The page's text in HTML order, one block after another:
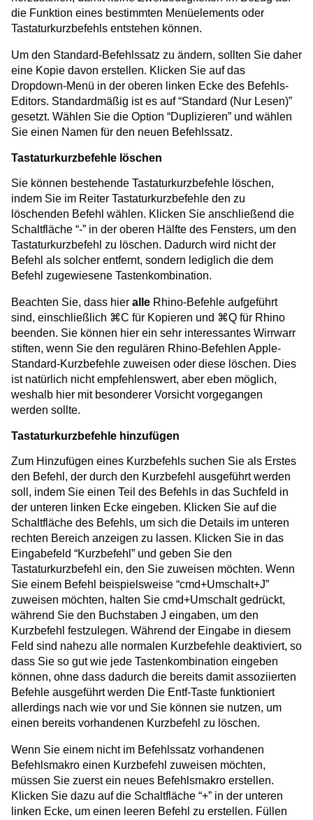
die Funktion eines bestimmten Menüelements oder
Tastaturkurzbefehls entstehen können.
Um den Standard-Befehlssatz zu ändern, sollten Sie daher
eine Kopie davon erstellen. Klicken Sie auf das
Dropdown-Menü in der oberen linken Ecke des Befehls-
Editors. Standardmäßig ist es auf “Standard (Nur Lesen)”
gesetzt. Wählen Sie die Option “Duplizieren” und wählen
Sie einen Namen für den neuen Befehlssatz.
Tastaturkurzbefehle löschen
Sie können bestehende Tastaturkurzbefehle löschen,
indem Sie im Reiter Tastaturkurzbefehle den zu
löschenden Befehl wählen. Klicken Sie anschließend die
Schaltfläche “-” in der oberen Hälfte des Fensters, um den
Tastaturkurzbefehl zu löschen. Dadurch wird nicht der
Befehl als solcher entfernt, sondern lediglich die dem
Befehl zugewiesene Tastenkombination.
Beachten Sie, dass hier alle Rhino-Befehle aufgeführt
sind, einschließlich ⌘C für Kopieren und ⌘Q für Rhino
beenden. Sie können hier ein sehr interessantes Wirrwarr
stiften, wenn Sie den regulären Rhino-Befehlen Apple-
Standard-Kurzbefehle zuweisen oder diese löschen. Dies
ist natürlich nicht empfehlenswert, aber eben möglich,
weshalb hier mit besonderer Vorsicht vorgegangen
werden sollte.
Tastaturkurzbefehle hinzufügen
Zum Hinzufügen eines Kurzbefehls suchen Sie als Erstes
den Befehl, der durch den Kurzbefehl ausgeführt werden
soll, indem Sie einen Teil des Befehls in das Suchfeld in
der unteren linken Ecke eingeben. Klicken Sie auf die
Schaltfläche des Befehls, um sich die Details im unteren
rechten Bereich anzeigen zu lassen. Klicken Sie in das
Eingabefeld “Kurzbefehl” und geben Sie den
Tastaturkurzbefehl ein, den Sie zuweisen möchten. Wenn
Sie einem Befehl beispielsweise “cmd+Umschalt+J”
zuweisen möchten, halten Sie cmd+Umschalt gedrückt,
während Sie den Buchstaben J eingaben, um den
Kurzbefehl festzulegen. Während der Eingabe in diesem
Feld sind nahezu alle normalen Kurzbefehle deaktiviert, so
dass Sie so gut wie jede Tastenkombination eingeben
können, ohne dass dadurch die bereits damit assoziierten
Befehle ausgeführt werden Die Entf-Taste funktioniert
allerdings nach wie vor und Sie können sie nutzen, um
einen bereits vorhandenen Kurzbefehl zu löschen.
Wenn Sie einem nicht im Befehlssatz vorhandenen
Befehlsmakro einen Kurzbefehl zuweisen möchten,
müssen Sie zuerst ein neues Befehlsmakro erstellen.
Klicken Sie dazu auf die Schaltfläche “+” in der unteren
linken Ecke, um einen leeren Befehl zu erstellen. Füllen